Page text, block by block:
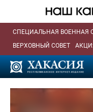
СПЕЦИАЛЬНАЯ ВОЕННАЯ
ВЕРХОВНЫЙ СОВЕТ